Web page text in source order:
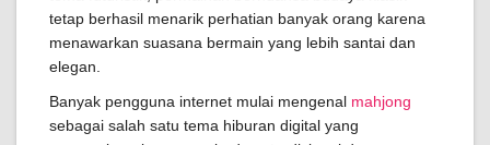
tetap berhasil menarik perhatian banyak orang karena
menawarkan suasana bermain yang lebih santai dan
elegan.
Banyak pengguna internet mulai mengenal mahjong
sebagai salah satu tema hiburan digital yang